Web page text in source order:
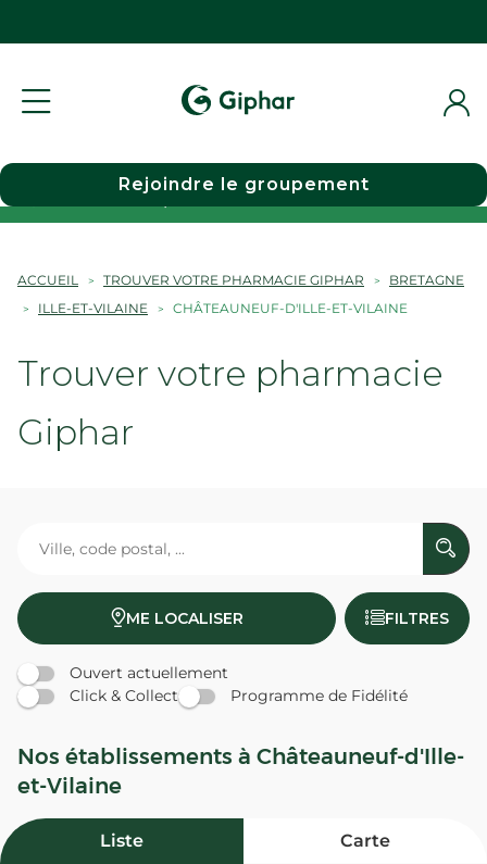
Choisir une pharmacie
Rejoindre le groupement
ACCUEIL TROUVER VOTRE PHARMACIE GIPHAR
BRETAGNE
ILLE-ET-VILAINE
CHÂTEAUNEUF-D'ILLE-ET-VILAINE
Trouver votre pharmacie
Giphar
ME LOCALISER FILTRES
Ouvert actuellement
Click & Collect
Programme de Fidélité
Nos établissements à Châteauneuf-d'Ille-
et-Vilaine
Liste Carte